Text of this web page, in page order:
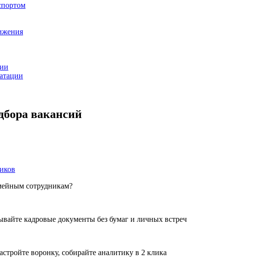
вакансий
сотрудникам?
кадровые документы без бумаг и личных встреч
воронку, собирайте аналитику в 2 клика